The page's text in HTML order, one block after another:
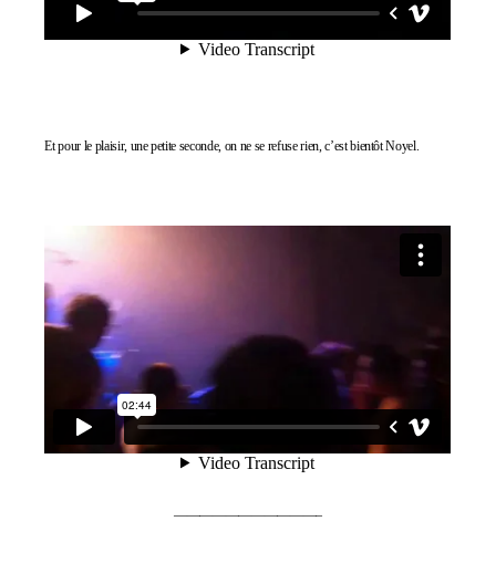
Et pour le plaisir, une petite seconde, on ne se refuse rien, c’est bientôt Noyel.
———————————–